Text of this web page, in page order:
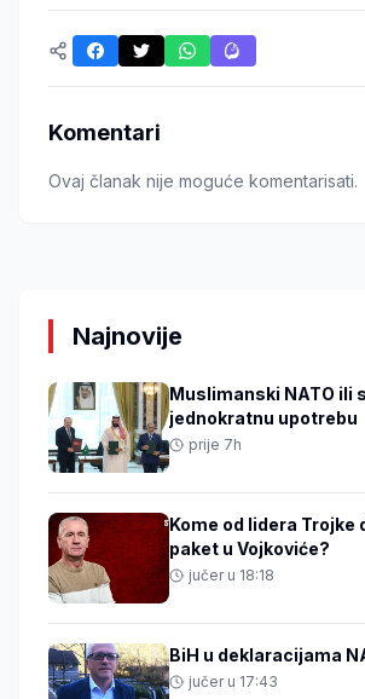
Komentari
Ovaj članak nije moguće komentarisati.
Najnovije
Muslimanski NATO ili
jednokratnu upotrebu
prije 7h
Kome od lidera Trojke
paket u Vojkoviće?
jučer u 18:18
BiH u deklaracijama
jučer u 17:43